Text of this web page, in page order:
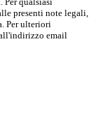
presenti note legali,
Per ulteriori
email